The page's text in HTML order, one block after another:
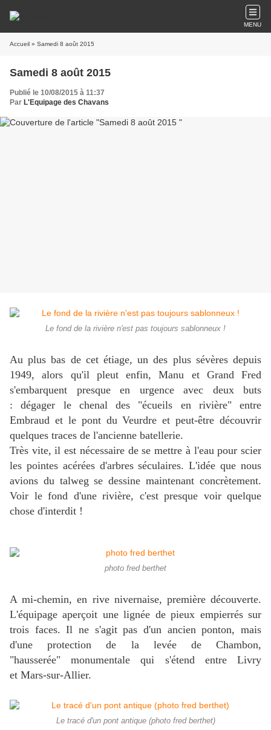
MENU
Accueil » Samedi 8 août 2015
Samedi 8 août 2015
Publié le 10/08/2015 à 11:37
Par L'Equipage des Chavans
Le fond de la rivière n'est pas toujours sablonneux !
Au plus bas de cet étiage, un des plus sévères depuis
1949, alors qu'il pleut enfin, Manu et Grand Fred
s'embarquent presque en urgence avec deux buts
: dégager le chenal des "écueils en rivière" entre
Embraud et le pont du Veurdre et peut-être découvrir
quelques traces de l'ancienne batellerie.
Très vite, il est nécessaire de se mettre à l'eau pour scier
les pointes acérées d'arbres séculaires. L'idée que nous
avions du talweg se dessine maintenant concrètement.
Voir le fond d'une rivière, c'est presque voir quelque
chose d'interdit !
photo fred berthet
A mi-chemin, en rive nivernaise, première découverte.
L'équipage aperçoit une lignée de pieux empierrés sur
trois faces. Il ne s'agit pas d'un ancien ponton, mais
d'une protection de la levée de Chambon,
"hausserée" monumentale qui s'étend entre Livry
et Mars-sur-Allier.
Le tracé d'un pont antique (photo fred berthet)